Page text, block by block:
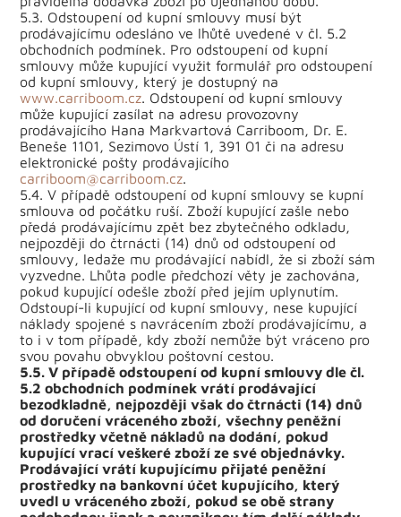
5.3. Odstoupení od kupní smlouvy musí být
prodávajícímu odesláno ve lhůtě uvedené v čl. 5.2
obchodních podmínek. Pro odstoupení od kupní
smlouvy může kupující využit formulář pro odstoupení
od kupní smlouvy, který je dostupný na
www.carriboom.cz. Odstoupení od kupní smlouvy
může kupující zasílat na adresu provozovny
prodávajícího Hana Markvartová Carriboom, Dr. E.
Beneše 1101, Sezimovo Ústí 1, 391 01 či na adresu
elektronické pošty prodávajícího
carriboom@carriboom.cz.
5.4. V případě odstoupení od kupní smlouvy se kupní
smlouva od počátku ruší. Zboží kupující zašle nebo
předá prodávajícímu zpět bez zbytečného odkladu,
nejpozději do čtrnácti (14) dnů od odstoupení od
smlouvy, ledaže mu prodávající nabídl, že si zboží sám
vyzvedne. Lhůta podle předchozí věty je zachována,
pokud kupující odešle zboží před jejím uplynutím.
Odstoupí-li kupující od kupní smlouvy, nese kupující
náklady spojené s navrácením zboží prodávajícímu, a
to i v tom případě, kdy zboží nemůže být vráceno pro
svou povahu obvyklou poštovní cestou.
5.5. V případě odstoupení od kupní smlouvy dle čl.
5.2 obchodních podmínek vrátí prodávající
bezodkladně, nejpozději však do čtrnácti (14) dnů
od doručení vráceného zboží, všechny peněžní
prostředky včetně nákladů na dodání, pokud
kupující vrací veškeré zboží ze své objednávky.
Prodávající vrátí kupujícímu přijaté peněžní
prostředky na bankovní účet kupujícího, který
uvedl u vráceného zboží, pokud se obě strany